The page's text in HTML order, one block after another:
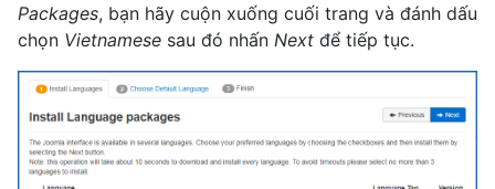
Packages, bạn hãy cuộn xuống cuối trang và đánh dấu
chọn Vietnamese sau đó nhấn Next để tiếp tục.